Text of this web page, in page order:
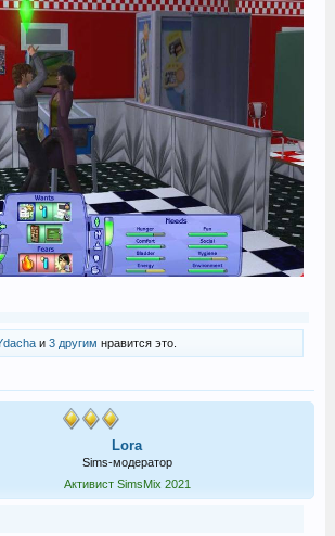
и 3 другим нравится это.
Lora
Sims-модератор
Активист SimsMix 2021